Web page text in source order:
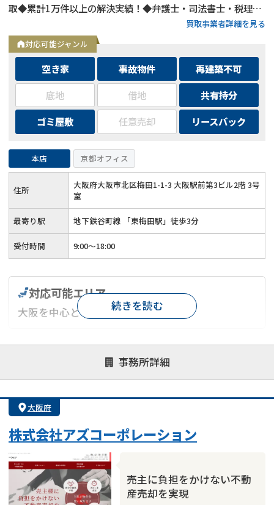
取◆累計1万件以上の解決実績！◆弁護士・司法書士・税理士
と連携した手厚いサポート◆最短48時間での現金化買取事業者詳細を見る
対応可能ジャンル
空き家 事故物件
再建築不可
底地
借地
共有持分
ゴミ屋敷
任意売却 リースバック
本店 京都オフィス
住所
大阪府大阪市北区梅田1-1-3 大阪駅前第3ビル2階 3号
室
最寄り駅 地下鉄谷町線 「東梅田駅」徒歩3分
受付時間 9:00～18:00
事務所詳細
対応可能エリア
大阪を中心としたエリア
対応が親身 オンライン面談可能
レスポンスが早い
1億円以上の買取可
続きを読む
大阪府
株式会社アズコーポレーション
売主に負担をかけない不動
産売却を実現